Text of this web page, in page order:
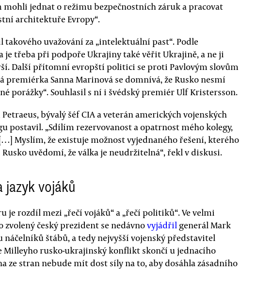
mohli jednat o režimu bezpečnostních záruk a pracovat
architektuře Evropy“.
takového uvažování za „intelektuální past“. Podle
třeba při podpoře Ukrajiny také věřit Ukrajině, a ne ji
Další přítomní evropští politici se proti Pavlovým slovům
premiérka Sanna Marinová se domnívá, že Rusko nesmí
porážky“. Souhlasil s ní i švédský premiér Ulf Kristersson.
bývalý šéf CIA a veterán amerických vojenských
postavil. „Sdílím rezervovanost a opatrnost mého kolegy,
Myslím, že existuje možnost vyjednaného řešení, kterého
uvědomí, že válka je neudržitelná“, řekl v diskusi.
vojáků
je rozdíl mezi „řečí vojáků“ a „řečí politiků“. Ve velmi
český prezident se nedávnovyjádřil generál Mark
náčelníků štábů, a tedy nejvyšší vojenský představitel
Milleyho rusko-ukrajinský konflikt skončí u jednacího
ze stran nebude mít dost síly na to, aby dosáhla zásadního